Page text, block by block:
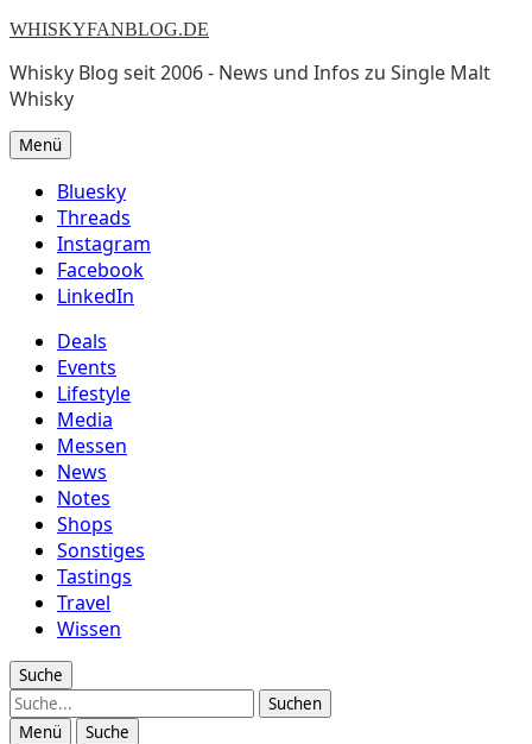
WHISKYFANBLOG.DE
Whisky Blog seit 2006 - News und Infos zu Single Malt
Whisky
Menü
Bluesky
Threads
Instagram
Facebook
LinkedIn
Deals
Events
Lifestyle
Media
Messen
News
Notes
Shops
Sonstiges
Tastings
Travel
Wissen
Suche
Suche
Menü Suche